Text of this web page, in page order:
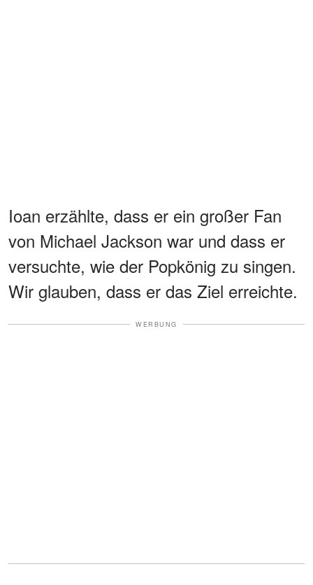
Ioan erzählte, dass er ein großer Fan
von Michael Jackson war und dass er
versuchte, wie der Popkönig zu singen.
Wir glauben, dass er das Ziel erreichte.
WERBUNG